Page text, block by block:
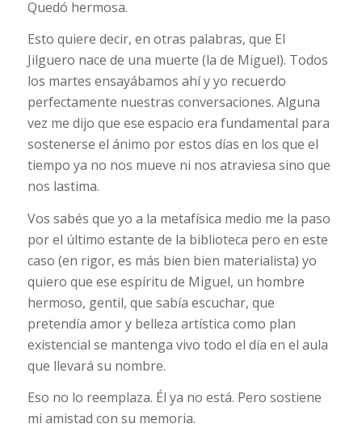
Quedó hermosa.
Esto quiere decir, en otras palabras, que El
Jilguero nace de una muerte (la de Miguel). Todos
los martes ensayábamos ahí y yo recuerdo
perfectamente nuestras conversaciones. Alguna
vez me dijo que ese espacio era fundamental para
sostenerse el ánimo por estos días en los que el
tiempo ya no nos mueve ni nos atraviesa sino que
nos lastima.
Vos sabés que yo a la metafísica medio me la paso
por el último estante de la biblioteca pero en este
caso (en rigor, es más bien bien materialista) yo
quiero que ese espíritu de Miguel, un hombre
hermoso, gentil, que sabía escuchar, que
pretendía amor y belleza artística como plan
existencial se mantenga vivo todo el día en el aula
que llevará su nombre.
Eso no lo reemplaza. Él ya no está. Pero sostiene
mi amistad con su memoria.